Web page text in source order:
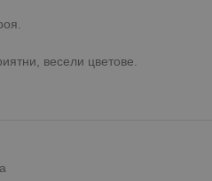
весели цветове.